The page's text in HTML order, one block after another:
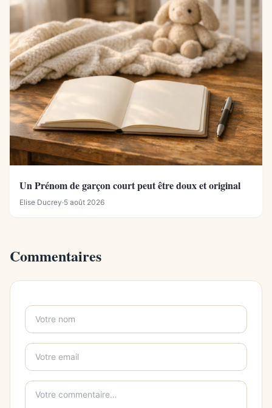
Un Prénom de garçon court peut être doux et original
Elise Ducrey·5 août 2026
Commentaires